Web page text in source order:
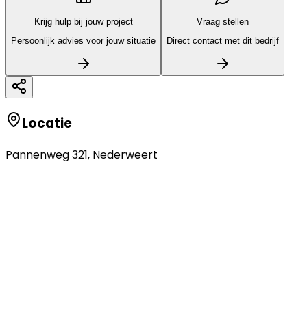
Krijg hulp bij jouw project
Persoonlijk advies voor jouw situatie
Vraag stellen
Direct contact met dit bedrijf
Locatie
Pannenweg 321, Nederweert